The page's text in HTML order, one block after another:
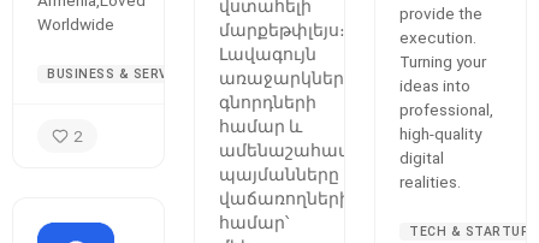
Worldwide
BUSINESS & SERVICES
2
վստահելի
մարքեթփլեյս։
Լավագույն
առաջարկները
գնորդների
համար և
ամենաշահավետ
պայմանները
վաճառողների
համար՝
provide the
execution.
Turning your
ideas into
professional,
high-quality
digital
realities.
TECH & STARTUPS